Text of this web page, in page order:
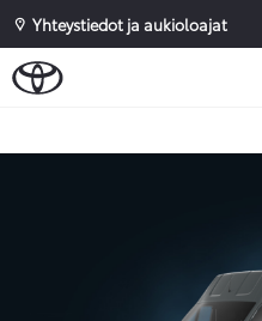
Yhteystiedot ja aukioloajat